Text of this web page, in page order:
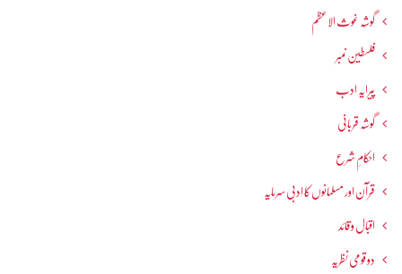
گوشہ غوث الاعظم
فلسطین نمبر
پیرایہ ادب
گوشہ قربانی
احکامِ شرع
قرآن اور مسلمانوں کا ادبی سرمایہ
اقبال و قائد
دو قومی نظریہ